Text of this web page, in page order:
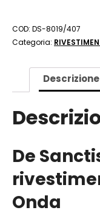
COD: DS-8019/407
Categoria:
Descrizione
De
Onda